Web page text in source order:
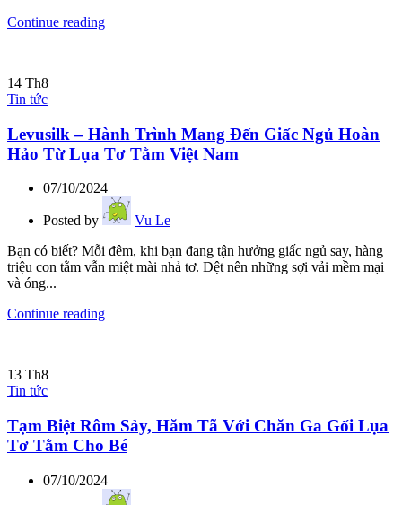
Continue reading
14 Th8
Tin tức
Levusilk – Hành Trình Mang Đến Giấc Ngủ Hoàn
Hảo Từ Lụa Tơ Tằm Việt Nam
07/10/2024
Posted by
Vu Le
Bạn có biết? Mỗi đêm, khi bạn đang tận hưởng giấc ngủ say, hàng
triệu con tằm vẫn miệt mài nhả tơ. Dệt nên những sợi vải mềm mại
và óng...
Continue reading
13 Th8
Tin tức
Tạm Biệt Rôm Sảy, Hăm Tã Với Chăn Ga Gối Lụa
Tơ Tằm Cho Bé
07/10/2024